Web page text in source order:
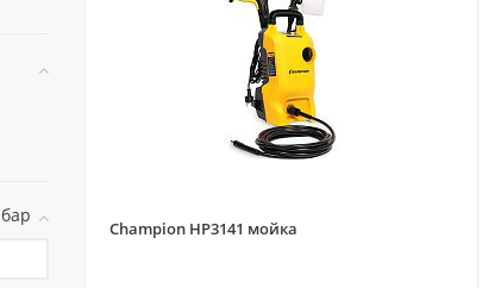
Champion HP3141 мойка